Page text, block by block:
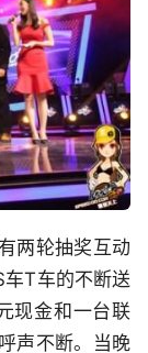
两轮抽奖互动
车T车的不断送
现金和一台联
声不断。当晚